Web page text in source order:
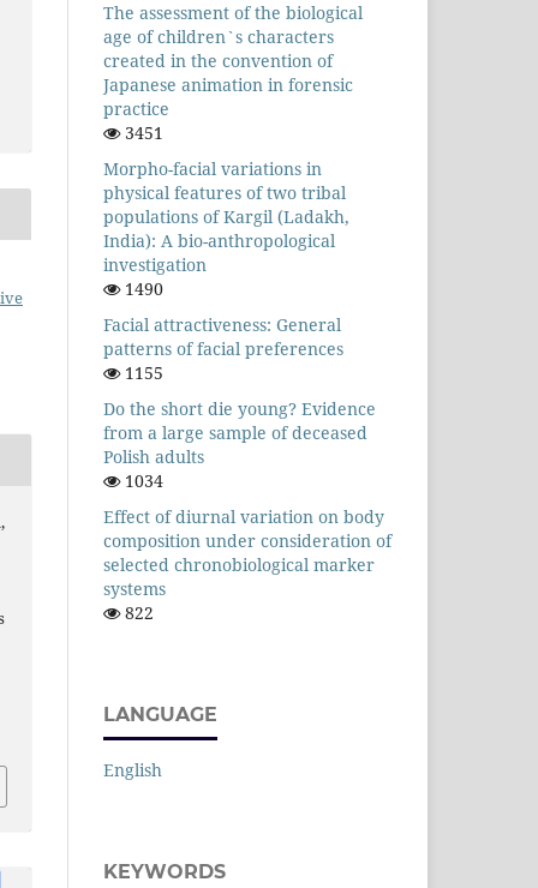
The assessment of the biological
age of children`s characters
created in the convention of
Japanese animation in forensic
practice
3451
Morpho-facial variations in
physical features of two tribal
populations of Kargil (Ladakh,
India): A bio-anthropological
investigation
1490
Facial attractiveness: General
patterns of facial preferences
1155
Do the short die young? Evidence
from a large sample of deceased
Polish adults
1034
Effect of diurnal variation on body
composition under consideration of
selected chronobiological marker
systems
822
LANGUAGE
English
KEYWORDS